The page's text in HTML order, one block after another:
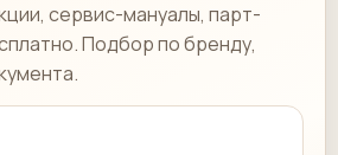
сервис-мануалы, парт-
Подбор по бренду,